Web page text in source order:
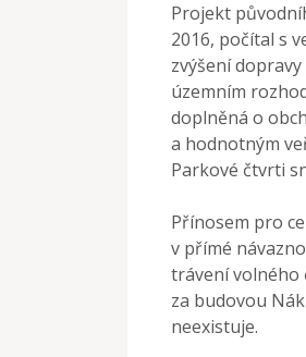
Projekt
2016, počítal s
zvýšení
územním
doplněná o
a hodnotným
Parkové čtvrti
Přínosem pro
v přímé
trávení volného
za budovou
neexistuje.